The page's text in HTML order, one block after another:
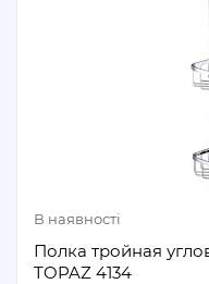
В наявності
Полка тройная
TOPAZ 4134